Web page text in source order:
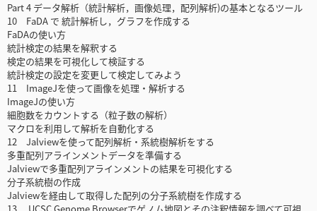
Part 4 データ解析（統計解析，画像処理，配列解析)の基本となるツール
10 FaDA で 統計解析し，グラフを作成する
FaDAの使い方
統計検定の結果を解釈する
検定の結果を可視化して検証する
統計検定の設定を変更して検定してみよう
11 ImageJを使って画像を処理・解析する
ImageJの使い方
細胞数をカウントする（粒子数の解析）
マクロを利用して解析を自動化する
12 Jalviewを使って配列解析・系統樹解析をする
多重配列アラインメントデータを準備する
Jalviewで多重配列アラインメントの結果を可視化する
分子系統樹の作成
Jalviewを経由して取得した配列の分子系統樹を作成する